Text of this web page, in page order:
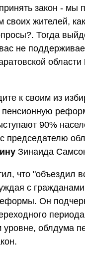
закон - мы
жителей,
Тогда
не
области
к своим из
90%
председателю
Зинаида
что "объездил
с
Он
облдума